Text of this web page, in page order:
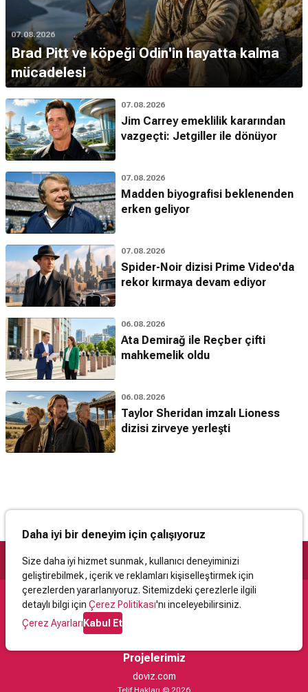
07.08.2026
Brad Pitt ve köpeği Odin'in hayatta kalma
mücadelesi
07.08.2026
Jim Carrey emeklilik kararından
vazgeçti: Jetgiller ile dönüyor
07.08.2026
Madden biyografisi beklenenden
erken geliyor
07.08.2026
Spider-Noir dizisi Prime Video'da
rekor kırmaya devam ediyor
06.08.2026
Ata Demirağ ile Reçber çifti
mahkemelik oldu
06.08.2026
Taylor Sheridan imzalı Lioness
dizisi zirveye yerleşti
Daha iyi bir deneyim için çalışıyoruz
Size daha iyi hizmet sunmak, kullanıcı deneyiminizi
geliştirebilmek, içerik ve reklamları kişiselleştirmek için
çerezlerden yararlanıyoruz. Sitemizdeki çerezlerle ilgili
detaylı bilgi için Çerez Politikası'nı inceleyebilirsiniz.
Çerez AyarlarıKabul Et
Destek
İletişimYardımKullanıcı Sözleşmesi
Projelerimiz
doviz.com
Telif Hakları © 2026